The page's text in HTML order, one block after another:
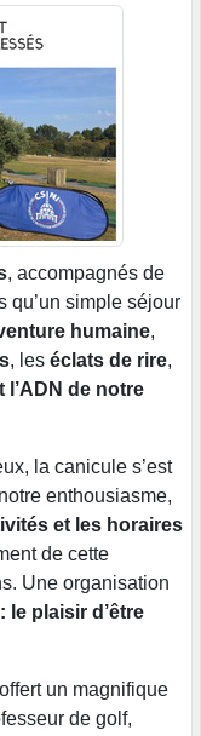
, accompagnés de
qu’un simple séjour
humaine,
, les éclats de rire,
de notre
la canicule s’est
enthousiasme,
et les horaires
de cette
Une organisation
le plaisir d’être
un magnifique
de golf,